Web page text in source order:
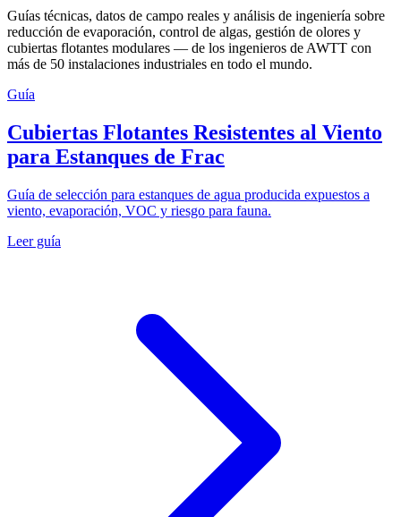
Guías técnicas, datos de campo reales y análisis de ingeniería sobre
reducción de evaporación, control de algas, gestión de olores y
cubiertas flotantes modulares — de los ingenieros de AWTT con
más de 50 instalaciones industriales en todo el mundo.
Guía
Cubiertas Flotantes Resistentes al Viento
para Estanques de Frac
Guía de selección para estanques de agua producida expuestos a
viento, evaporación, VOC y riesgo para fauna.
Leer guía